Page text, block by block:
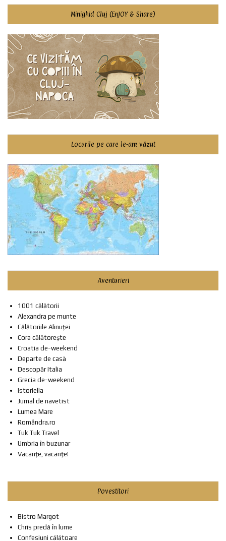
Minighid Cluj (EnJOY & Share)
Locurile pe care le-am văzut
Aventurieri
1001 călătorii
Alexandra pe munte
Călătoriile Alinuței
Cora călătorește
Croatia de-weekend
Departe de casă
Descopăr Italia
Grecia de-weekend
Istoriella
Jurnal de navetist
Lumea Mare
Romândra.ro
Tuk Tuk Travel
Umbria în buzunar
Vacanțe, vacanțe!
Povestitori
Bistro Margot
Chris predă în lume
Confesiuni călătoare